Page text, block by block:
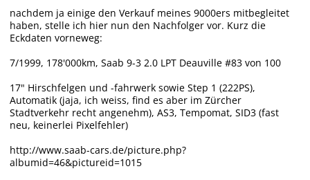
nachdem ja einige den Verkauf meines 9000ers mitbegleitet
haben, stelle ich hier nun den Nachfolger vor. Kurz die
Eckdaten vorneweg:
7/1999, 178'000km, Saab 9-3 2.0 LPT Deauville #83 von 100
17" Hirschfelgen und -fahrwerk sowie Step 1 (222PS),
Automatik (jaja, ich weiss, find es aber im Zürcher
Stadtverkehr recht angenehm), AS3, Tempomat, SID3 (fast
neu, keinerlei Pixelfehler)
http://www.saab-cars.de/picture.php?
albumid=46&pictureid=1015